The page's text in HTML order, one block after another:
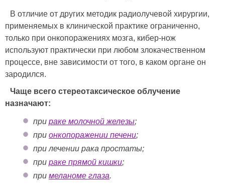
В отличие от других методик радиолучевой хирургии,
применяемых в клинической практике ограниченно,
только при онкопоражениях мозга, кибер-нож
используют практически при любом злокачественном
процессе, вне зависимости от того, в каком органе он
зародился.
Чаще всего стереотаксическое облучение
назначают:
при раке молочной железы;
при онкопоражении печени;
при лечении рака простаты;
при раке прямой кишки;
при меланоме глаза.